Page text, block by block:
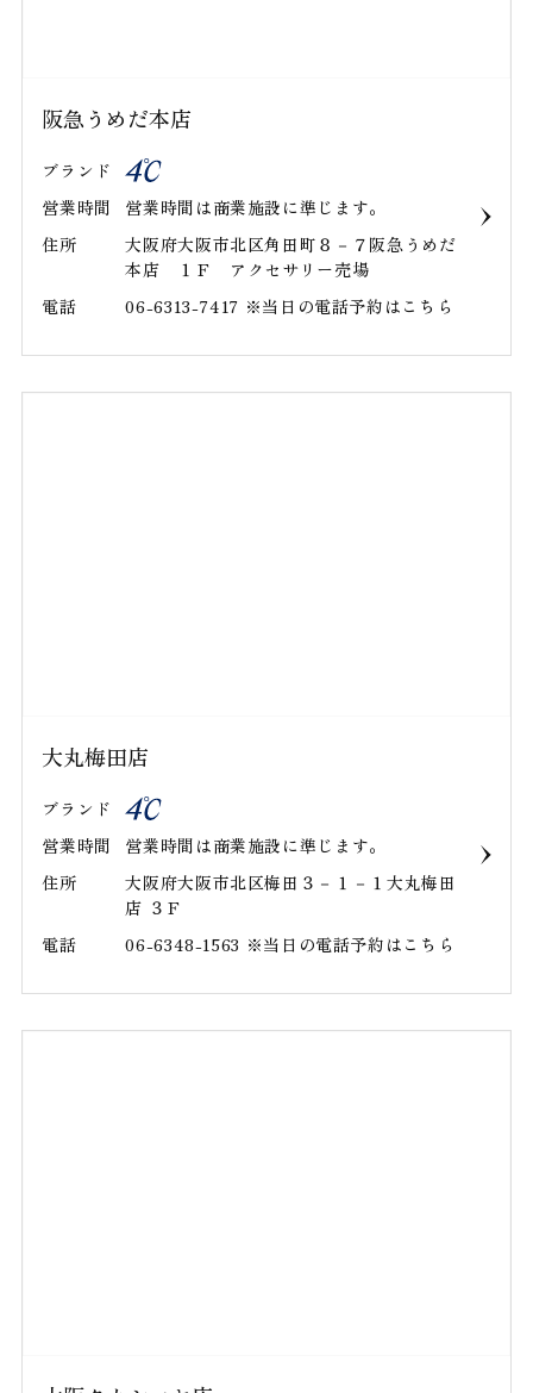
阪急うめだ本店
ブランド
営業時間
営業時間は商業施設に準じます｡
住所
大阪府大阪市北区角田町８－７阪急うめだ
本店 １Ｆ アクセサリー売場
電話
06-6313-7417 ※当日の電話予約はこちら
大丸梅田店
ブランド
営業時間
営業時間は商業施設に準じます。
住所
大阪府大阪市北区梅田３－１－１大丸梅田
店 ３Ｆ
電話
06-6348-1563 ※当日の電話予約はこちら